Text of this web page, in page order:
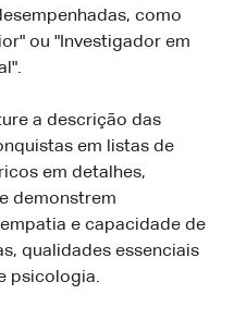
como
ou "Investigador em
a descrição das
em listas de
em detalhes,
demonstrem
e capacidade de
qualidades essenciais
psicologia.